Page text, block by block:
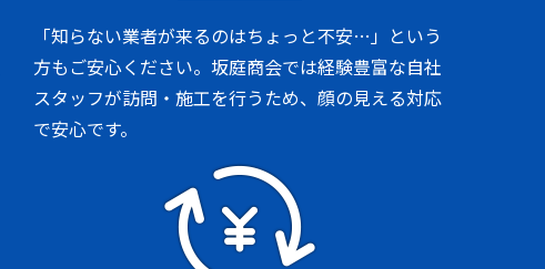
「知らない業者が来るのはちょっと不安…」という
方もご安心ください。坂庭商会では経験豊富な自社
スタッフが訪問・施工を行うため、顔の見える対応
で安心です。